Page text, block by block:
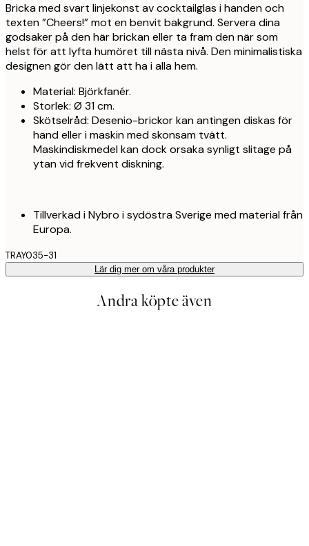
Bricka med svart linjekonst av cocktailglas i handen och
texten ”Cheers!” mot en benvit bakgrund. Servera dina
godsaker på den här brickan eller ta fram den när som
helst för att lyfta humöret till nästa nivå. Den minimalistiska
designen gör den lätt att ha i alla hem.
Material: Björkfanér.
Storlek: Ø 31 cm.
Skötselråd: Desenio-brickor kan antingen diskas för
hand eller i maskin med skonsam tvätt.
Maskindiskmedel kan dock orsaka synligt slitage på
ytan vid frekvent diskning.
Tillverkad i Nybro i sydöstra Sverige med material från
Europa.
TRAY035-31
Lär dig mer om våra produkter
Andra köpte även